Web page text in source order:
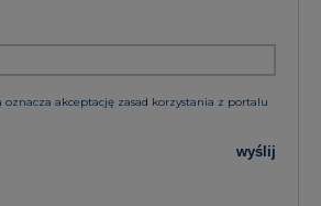
pocztą elektroniczną od
S.A z siedzibą w